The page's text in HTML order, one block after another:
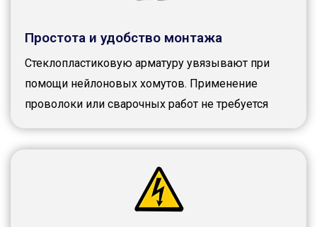
Простота и удобство монтажа
Стеклопластиковую арматуру увязывают при
помощи нейлоновых хомутов. Применение
проволоки или сварочных работ не требуется